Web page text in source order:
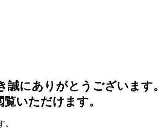
にありがとうございます。
いただけます。
。